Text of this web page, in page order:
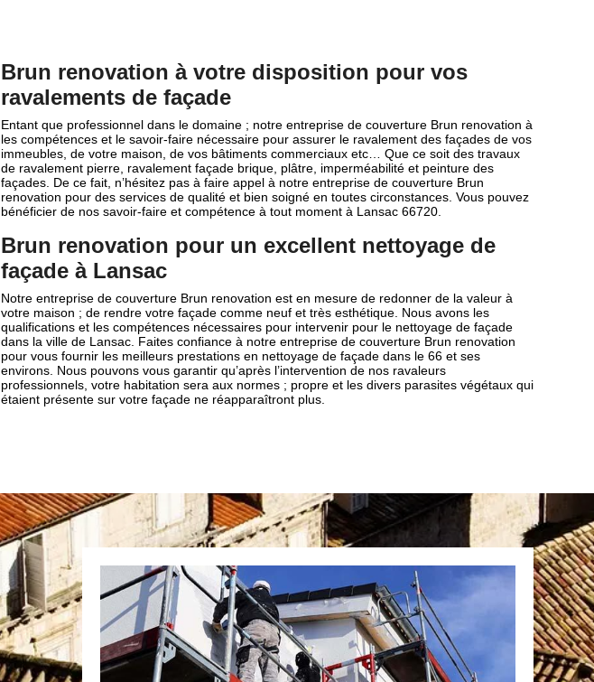
Brun renovation à votre disposition pour vos
ravalements de façade
Entant que professionnel dans le domaine ; notre entreprise de couverture Brun renovation à
les compétences et le savoir-faire nécessaire pour assurer le ravalement des façades de vos
immeubles, de votre maison, de vos bâtiments commerciaux etc… Que ce soit des travaux
de ravalement pierre, ravalement façade brique, plâtre, imperméabilité et peinture des
façades. De ce fait, n’hésitez pas à faire appel à notre entreprise de couverture Brun
renovation pour des services de qualité et bien soigné en toutes circonstances. Vous pouvez
bénéficier de nos savoir-faire et compétence à tout moment à Lansac 66720.
Brun renovation pour un excellent nettoyage de
façade à Lansac
Notre entreprise de couverture Brun renovation est en mesure de redonner de la valeur à
votre maison ; de rendre votre façade comme neuf et très esthétique. Nous avons les
qualifications et les compétences nécessaires pour intervenir pour le nettoyage de façade
dans la ville de Lansac. Faites confiance à notre entreprise de couverture Brun renovation
pour vous fournir les meilleurs prestations en nettoyage de façade dans le 66 et ses
environs. Nous pouvons vous garantir qu’après l’intervention de nos ravaleurs
professionnels, votre habitation sera aux normes ; propre et les divers parasites végétaux qui
étaient présente sur votre façade ne réapparaîtront plus.